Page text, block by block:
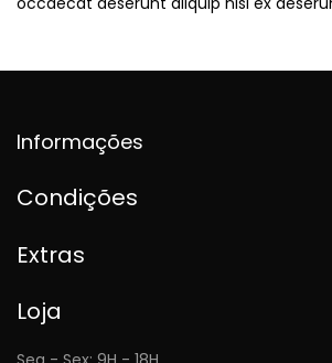
Informações
Condições
Extras
Loja